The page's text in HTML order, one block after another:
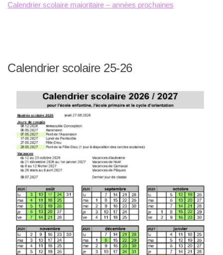
Calendrier scolaire majoritaire – années prochaines
Calendrier scolaire 25-26